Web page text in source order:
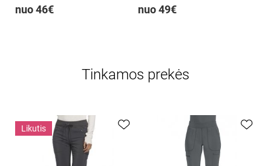
nuo 46€ nuo 49€
Tinkamos prekės
Likutis